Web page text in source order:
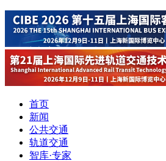
首页
新闻
公共交通
轨道交通
智库·专家